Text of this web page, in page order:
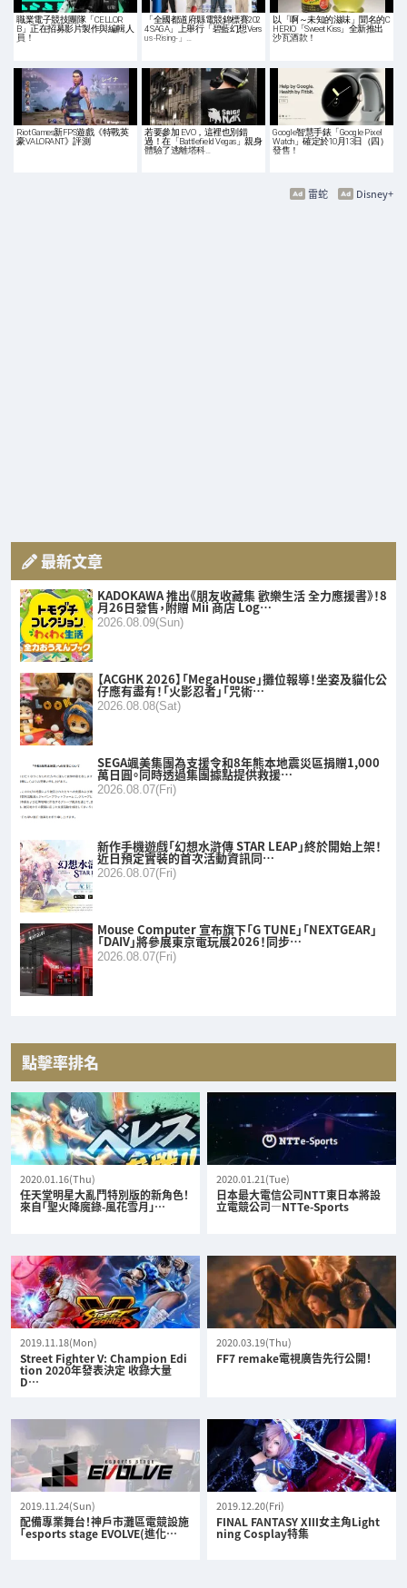
職業電子競技團隊「CELLOR
B」正在招募影片製作與編輯人
員！
「全國都道府縣電競錦標賽202
4 SAGA」上舉行「碧藍幻想Vers
us -Rising-」…
以「啊～未知的滋味」聞名的C
HERIO「Sweet Kiss」全新推出
沙瓦酒款！
Riot Games新FPS遊戲《特戰英
豪VALORANT》評測
若要參加 EVO，這裡也別錯
過！在「Battlefield Vegas」親身
體驗了逃離塔科…
Google智慧手錶「Google Pixel
Watch」確定於10月13日（四）
發售！
Disney+
雷蛇
最新文章
KADOKAWA 推出《朋友收藏集 歡樂生活 全力應援書》！8
月26日發售，附贈 Mii 商店 Log…
2026.08.09(Sun)
【ACGHK 2026】「MegaHouse」攤位報導！坐姿及貓化公
仔應有盡有！「火影忍者」「咒術…
2026.08.08(Sat)
SEGA颯美集團為支援令和8年熊本地震災區捐贈1,000
萬日圓。同時透過集團據點提供救援…
2026.08.07(Fri)
新作手機遊戲「幻想水滸傳 STAR LEAP」終於開始上架！
近日預定實裝的首次活動資訊同…
2026.08.07(Fri)
Mouse Computer 宣布旗下「G TUNE」「NEXTGEAR」
「DAIV」將參展東京電玩展2026！同步…
2026.08.07(Fri)
點擊率排名
2020.01.16(Thu)
任天堂明星大亂鬥特別版的新角色！
來自「聖火降魔錄-風花雪月」…
2020.01.21(Tue)
日本最大電信公司NTT東日本將設
立電競公司—NTTe-Sports
2019.11.18(Mon)
Street Fighter V: Champion Edi
tion 2020年發表決定 收錄大量
D…
2020.03.19(Thu)
FF7 remake電視廣告先行公開！
2019.11.24(Sun)
配備專業舞台！神戶市灘區電競設施
「esports stage EVOLVE(進化…
2019.12.20(Fri)
FINAL FANTASY XIII女主角Light
ning Cosplay特集